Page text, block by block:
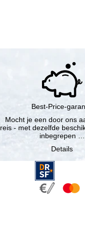
Best-Price-
Mocht je een door ons
reis - met dezelfde
inbegrepen …
Details